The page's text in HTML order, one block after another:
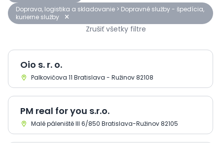
Doprava, logistika a skladovanie > Dopravné služby - špedícia,
kurierne služby
Zrušiť všetky filtre
Oio s. r. o.
Palkovičova 11 Bratislava - Ružinov 82108
PM real for you s.r.o.
Malé páleniště III 6/850 Bratislava-Ružinov 82105